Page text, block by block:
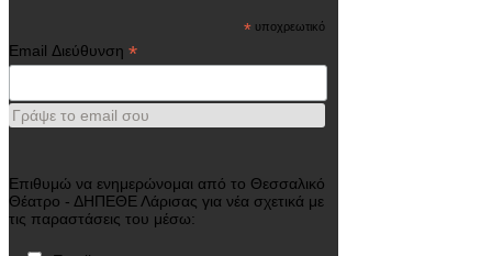
* υποχρεωτικό
Email Διεύθυνση *
Γράψε το email σου
Επιθυμώ να ενημερώνομαι από το Θεσσαλικό
Θέατρο - ΔΗΠΕΘΕ Λάρισας για νέα σχετικά με
τις παραστάσεις του μέσω: